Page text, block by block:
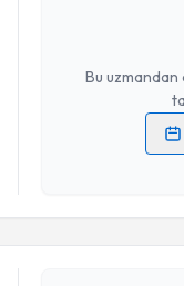
Bu
Kişisel verilerimin
Randevu Takvimi